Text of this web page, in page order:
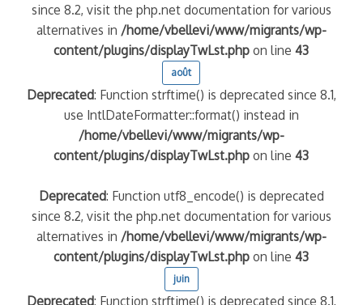
since 8.2, visit the php.net documentation for various
alternatives in /home/vbellevi/www/migrants/wp-
content/plugins/displayTwLst.php on line43
août
Deprecated: Function strftime() is deprecated since 8.1,
use IntlDateFormatter::format() instead in
/home/vbellevi/www/migrants/wp-
content/plugins/displayTwLst.php on line43
Deprecated: Function utf8_encode() is deprecated
since 8.2, visit the php.net documentation for various
alternatives in /home/vbellevi/www/migrants/wp-
content/plugins/displayTwLst.php on line43
juin
Deprecated: Function strftime() is deprecated since 8.1,